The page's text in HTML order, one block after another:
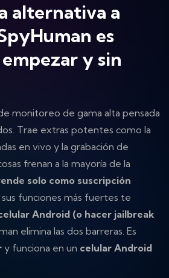
alternativa a
es
y sin
monitoreo de gama alta pensada
Trae extras potentes como la
en vivo y la grabación de
frenan a la mayoría de la
solo como suscripción
sus funciones más fuertes te
Android (o hacer jailbreak
elimina las dos barreras. Es
y funciona en un celular Android